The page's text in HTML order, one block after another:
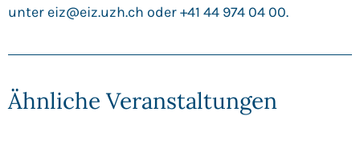
unter eiz@eiz.uzh.ch oder +41 44 974 04 00.
Ähnliche Veranstaltungen